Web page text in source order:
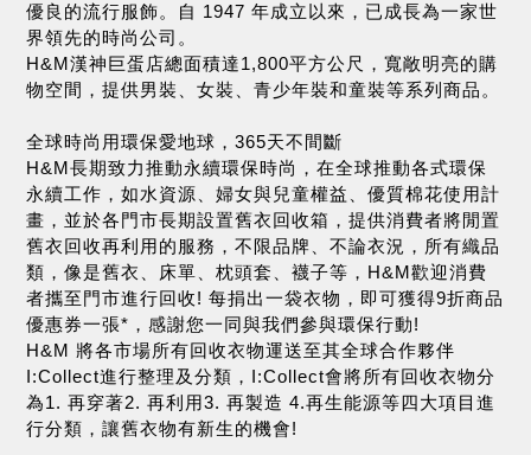
優良的流行服飾。自 1947 年成立以來，已成長為一家世
界領先的時尚公司。
H&M漢神巨蛋店總面積達1,800平方公尺，寬敞明亮的購
物空間，提供男裝、女裝、青少年裝和童裝等系列商品。
全球時尚用環保愛地球，365天不間斷
H&M長期致力推動永續環保時尚，在全球推動各式環保
永續工作，如水資源、婦女與兒童權益、優質棉花使用計
畫，並於各門市長期設置舊衣回收箱，提供消費者將閒置
舊衣回收再利用的服務，不限品牌、不論衣況，所有織品
類，像是舊衣、床單、枕頭套、襪子等，H&M歡迎消費
者攜至門市進行回收! 每捐出一袋衣物，即可獲得9折商品
優惠券一張*，感謝您一同與我們參與環保行動!
H&M 將各市場所有回收衣物運送至其全球合作夥伴
I:Collect進行整理及分類，I:Collect會將所有回收衣物分
為1. 再穿著2. 再利用3. 再製造 4.再生能源等四大項目進
行分類，讓舊衣物有新生的機會!